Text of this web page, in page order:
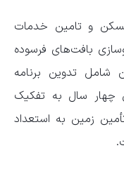
و تامین خدمات
بافت‌های فرسوده
تدوین برنامه
طی چهار سال به تفکیک
زمین به استعداد